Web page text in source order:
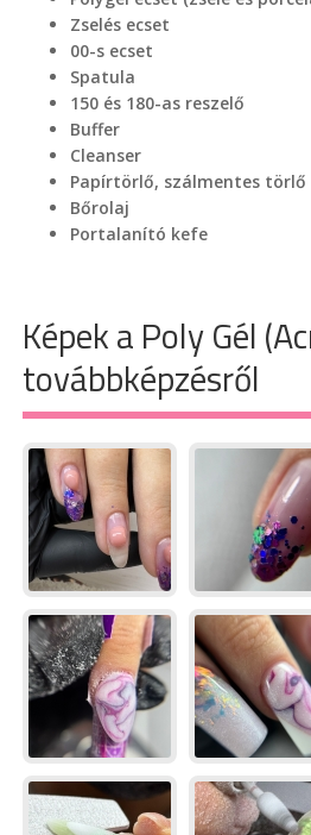
Zselés ecset
00-s ecset
Spatula
150 és 180-as reszelő
Buffer
Cleanser
Papírtörlő, szálmentes törlő
Bőrolaj
Portalanító kefe
Képek a Poly Gél
továbbképzésről